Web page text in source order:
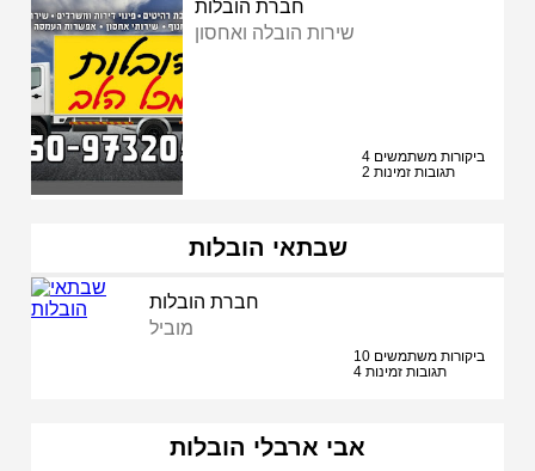
חברת הובלות
שירות הובלה ואחסון
4 ביקורות משתמשים
2 תגובות זמינות
שבתאי הובלות
חברת הובלות
מוביל
10 ביקורות משתמשים
4 תגובות זמינות
אבי ארבלי הובלות